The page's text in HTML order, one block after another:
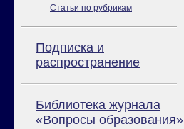
Статьи по рубрикам
Подписка и
распространение
Библиотека журнала
«Вопросы образования»